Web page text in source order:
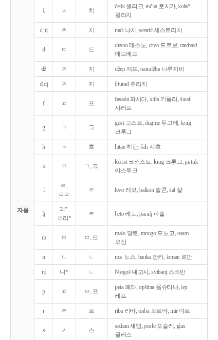
자음
č ㅊ 치
čelik 첼리크, točka 토치카, kolač
콜라치
ć, tj ㅊ 치 naći 나치, sestrić 세스트리치
d ㄷ 드
desno 데스노, drvo 드르보, medved
메드베드
dž ㅈ 지 džep 제프, narudžba 나루지바
đ,dj ㅈ 지 Ðurađ 주라지
f ㅍ 프
fasada 파사다, kifla 키플라, šaraf
샤라프
g ㄱ 그
gost 고스트, dugme 두그메, krug
크루그
h ㅎ 흐 hitan 히탄, šah 샤흐
k ㅋ ㄱ, 크
korist 코리스트, krug 크루그, jastuk
야스투크
l
ㄹ,
ㄹㄹ
ㄹ levo 레보, balkon 발콘, šal 샬
lj
리*,
ㄹ리*
ㄹ ljeto 레토, pasulj 파술
m ㅁ ㅁ, 므
malo 말로, mnogo 므노고, osam
오삼
n ㄴ ㄴ nos 노스, banka 반카, loman 로만
nj 니* ㄴ Njegoš 녜고시, svibanj 스비반
p ㅍ ㅂ, 프
peta 페타, opština 옵슈티나, lep
레프
r ㄹ 르 riba 리바, torba 토르바, mir 미르
s ㅅ 스
sedam 세담, posle 포슬레, glas
글라스